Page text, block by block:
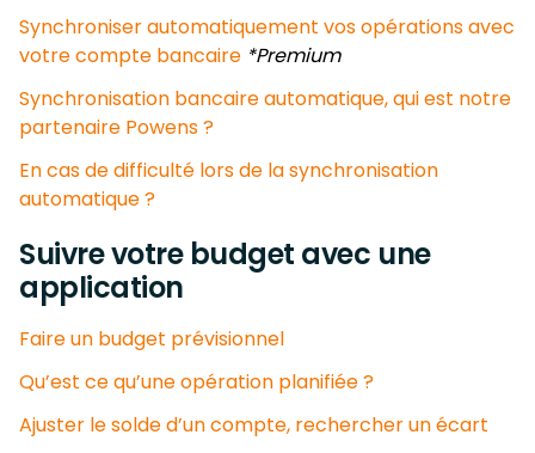
Synchroniser automatiquement vos opérations avec
votre compte bancaire *Premium
Synchronisation bancaire automatique, qui est notre
partenaire Powens ?
En cas de difficulté lors de la synchronisation
automatique ?
Suivre votre budget avec une
application
Faire un budget prévisionnel
Qu’est ce qu’une opération planifiée ?
Ajuster le solde d’un compte, rechercher un écart